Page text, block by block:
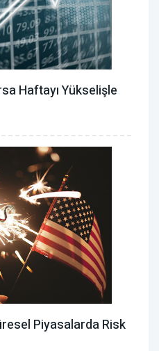
Haftayı Yükselişle
Piyasalarda Risk